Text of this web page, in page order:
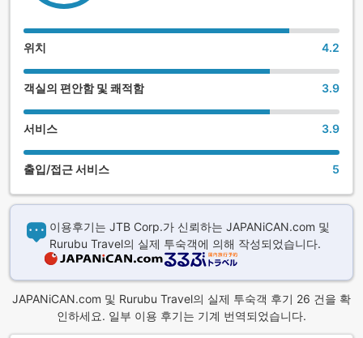
위치 4.2
객실의 편안함 및 쾌적함 3.9
서비스 3.9
출입/접근 서비스 5
이용후기는 JTB Corp.가 신뢰하는 JAPANiCAN.com 및
Rurubu Travel의 실제 투숙객에 의해 작성되었습니다.
JAPANiCAN.com 및 Rurubu Travel의 실제 투숙객 후기 26 건을 확
인하세요. 일부 이용 후기는 기계 번역되었습니다.